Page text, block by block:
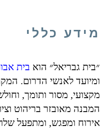
מידע כללי
״בית גבריאל״ הוא בית
ומיועד לאנשי הדרום.
מקצועי, מסור ותומך,
המבנה מאובזר בריהוט
אירוח ומפגש, ומתפעל